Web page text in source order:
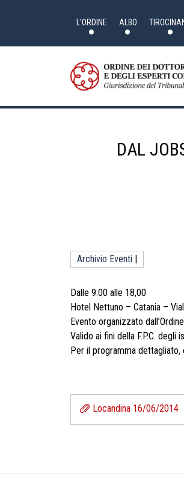
L’ORDINE ALBO
DAL
Archivio Eventi
Dalle 9.00 alle 18,00
Hotel Nettuno – Catania –
Evento organizzato
Valido ai fini della F.P.C.
Per il programma dettagliato,
Locandina 16/06/2014